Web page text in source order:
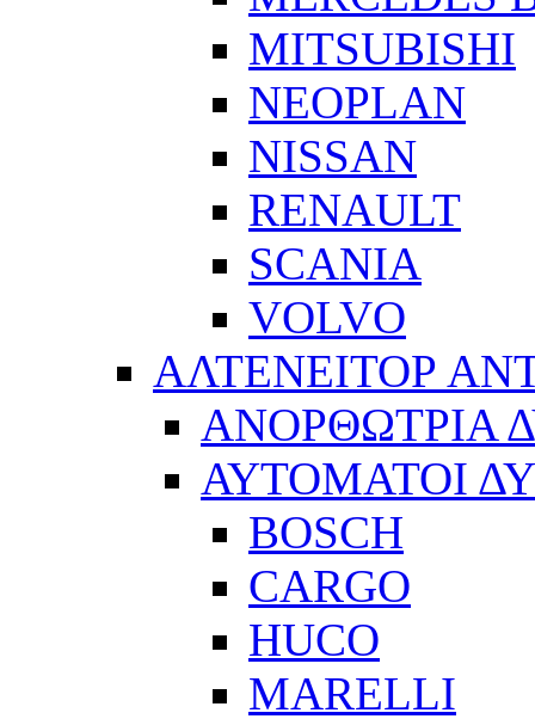
MITSUBISHI
NEOPLAN
NISSAN
RENAULT
SCANIA
VOLVO
ΑΛΤΕΝΕΙΤΟΡ
ΑΝΟΡΘΩΤΡΙΑ
ΑΥΤΟΜΑΤΟΙ
BOSCH
CARGO
HUCO
MARELLI